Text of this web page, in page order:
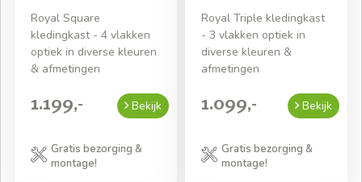
Royal Square
kledingkast - 4 vlakken
optiek in diverse kleuren
& afmetingen
1.199,- Bekijk
Gratis bezorging &
montage!
Royal Triple kledingkast
- 3 vlakken optiek in
diverse kleuren &
afmetingen
1.099,- Bekijk
Gratis bezorging &
montage!